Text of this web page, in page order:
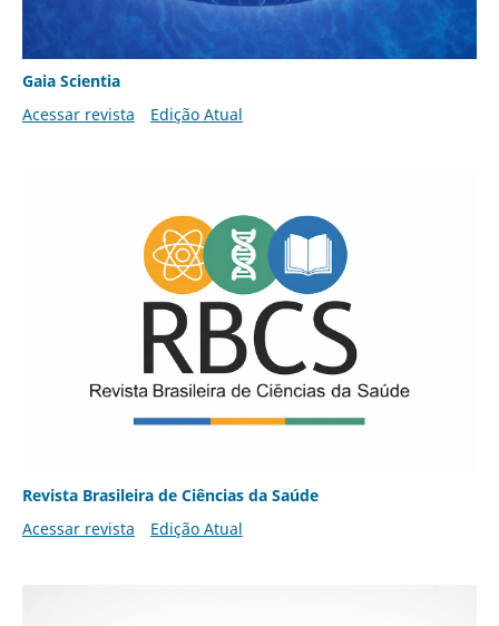
Gaia Scientia
Acessar revista
Edição Atual
Revista Brasileira de Ciências da Saúde
Acessar revista
Edição Atual